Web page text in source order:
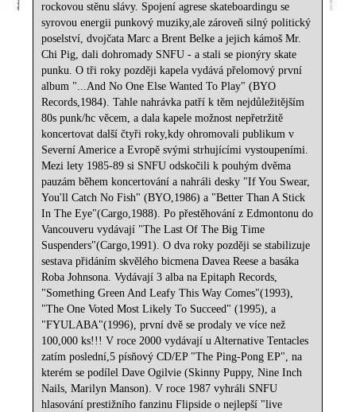
rockovou stěnu slávy. Spojení agrese skateboardingu se
syrovou energii punkový muziky,ale zároveň silný politický
poselství, dvojčata Marc a Brent Belke a jejich kámoš Mr.
Chi Pig, dali dohromady SNFU - a stali se pionýry skate
punku. O tři roky později kapela vydává přelomový první
album "...And No One Else Wanted To Play" (BYO
Records,1984). Tahle nahrávka patří k těm nejdůležitějším
80s punk/hc věcem, a dala kapele možnost nepřetržitě
koncertovat další čtyři roky,kdy ohromovali publikum v
Severní Americe a Evropě svými strhujícími vystoupeními.
Mezi lety 1985-89 si SNFU odskočili k pouhým dvěma
pauzám během koncertování a nahráli desky "If You Swear,
You'll Catch No Fish" (BYO,1986) a "Better Than A Stick
In The Eye"(Cargo,1988). Po přestěhování z Edmontonu do
Vancouveru vydávají "The Last Of The Big Time
Suspenders"(Cargo,1991). O dva roky později se stabilizuje
sestava přidáním skvělého bicmena Davea Reese a basáka
Roba Johnsona. Vydávají 3 alba na Epitaph Records,
"Something Green And Leafy This Way Comes"(1993),
"The One Voted Most Likely To Succeed" (1995), a
"FYULABA"(1996), první dvě se prodaly ve více než
100,000 ks!!! V roce 2000 vydávají u Alternative Tentacles
zatím poslední,5 písňový CD/EP "The Ping-Pong EP", na
kterém se podílel Dave Ogilvie (Skinny Puppy, Nine Inch
Nails, Marilyn Manson). V roce 1987 vyhráli SNFU
hlasování prestižního fanzinu Flipside o nejlepší "live